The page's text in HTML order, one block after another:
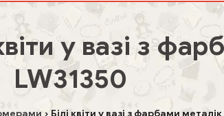
у вазі з
LW31350
Білі квіти у вазі з фарбами